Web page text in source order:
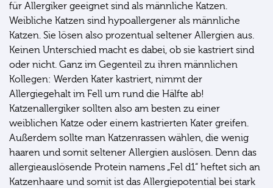
für Allergiker geeignet sind als männliche Katzen.
Weibliche Katzen sind hypoallergener als männliche
Katzen. Sie lösen also prozentual seltener Allergien aus.
Keinen Unterschied macht es dabei, ob sie kastriert sind
oder nicht. Ganz im Gegenteil zu ihren männlichen
Kollegen: Werden Kater kastriert, nimmt der
Allergiegehalt im Fell um rund die Hälfte ab!
Katzenallergiker sollten also am besten zu einer
weiblichen Katze oder einem kastrierten Kater greifen.
Außerdem sollte man Katzenrassen wählen, die wenig
haaren und somit seltener Allergien auslösen. Denn das
allergieauslösende Protein namens „Fel d1“ heftet sich an
Katzenhaare und somit ist das Allergiepotential bei stark